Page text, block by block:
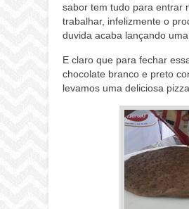
sabor tem tudo para entrar
trabalhar, infelizmente o
duvida acaba lançando
E claro que para fechar
chocolate branco e preto
levamos uma deliciosa